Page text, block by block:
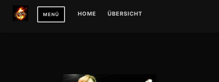
Inhalt
MENÜ HOME ÜBERSICHT